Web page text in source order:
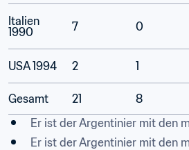
Italien
1990
7 0
USA 1994 2 1
Gesamt
21 8
Er ist der Argentinier mit den
Er ist der Argentinier mit den